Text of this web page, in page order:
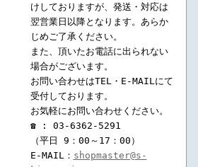
けしておりますが、発送・対応は
翌営業日以降となります。あらか
じめご了承ください。
また、頂いたお電話に出られない
場合がございます。
お問い合わせはTEL・E-MAILにて
受付しております。
お気軽にお問い合わせください。
☎ : 03-6362-5291
（平日 9：00～17：00）
E-MAIL： shopmaster@s-